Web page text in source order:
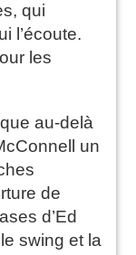
qui
l’écoute.
les
au-delà
un
de
d’Ed
swing et la